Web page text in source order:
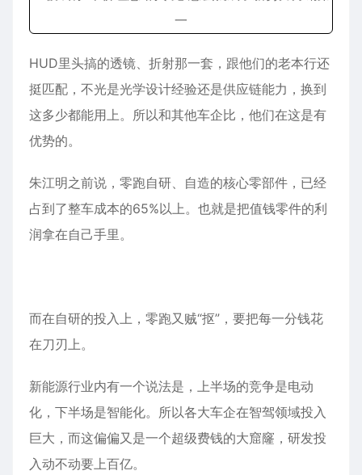
HUD里头搞的透镜、折射那一套，跟他们的老本行还
挺匹配，不光是光学设计经验还是供应链能力，换到
这多少都能用上。所以和其他车企比，他们在这是有
优势的。
朱江明之前说，零跑自研、自造的核心零部件，已经
占到了整车成本的65%以上。也就是把值钱零件的利
润拿在自己手里。
而在自研的投入上，零跑又贼“抠”，要把每一分钱花
在刀刃上。
新能源行业内有一个说法是，上半场的竞争是电动
化，下半场是智能化。所以各大车企在智驾领域投入
巨大，而这偏偏又是一个超级费钱的大窟窿，研发投
入动不动要上百亿。